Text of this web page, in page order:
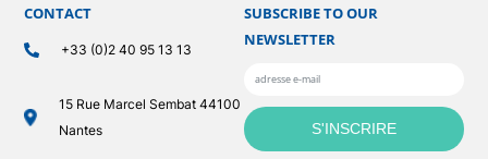
CONTACT
+33 (0)2 40 95 13 13
15 Rue Marcel Sembat 44100
Nantes
SUBSCRIBE TO OUR
NEWSLETTER